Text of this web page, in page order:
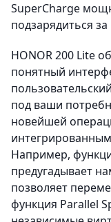
SuperCharge
подзарядиться
HONOR 200 Lite
понятный
под ваши
новейшей
Например,
предугадывает
позволяет
функция Parallel